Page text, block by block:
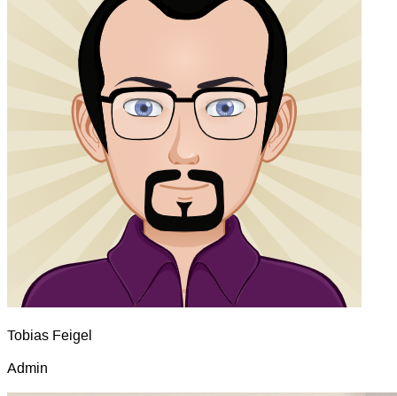
Tobias Feigel
Admin